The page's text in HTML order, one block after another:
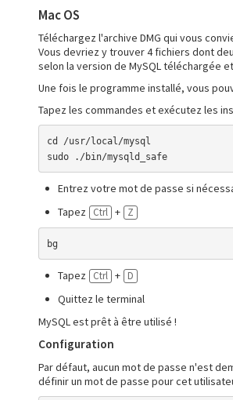
Mac OS
Téléchargez l'archive DMG qui vous
Vous devriez y trouver 4 fichiers dont
selon la version de MySQL téléchargée
Une fois le programme installé, vous
Tapez les commandes et exécutez les
cd /usr/local/mysql
sudo ./bin/mysqld_safe
Entrez votre mot de passe si
Tapez Ctrl + Z
bg
Tapez Ctrl + D
Quittez le terminal
MySQL est prêt à être utilisé !
Configuration
Par défaut, aucun mot de passe n'est
définir un mot de passe pour cet